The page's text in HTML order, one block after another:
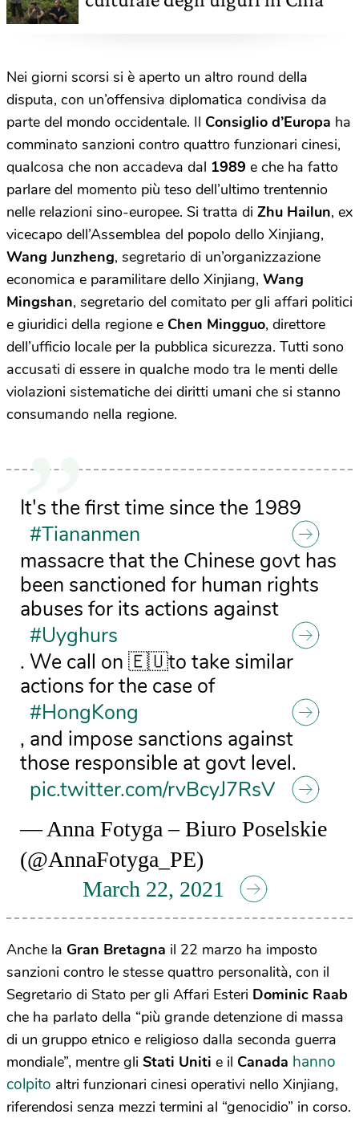
Nei giorni scorsi si è aperto un altro round della
disputa, con un’offensiva diplomatica condivisa da
parte del mondo occidentale. Il Consiglio d’Europa ha
comminato sanzioni contro quattro funzionari cinesi,
qualcosa che non accadeva dal 1989 e che ha fatto
parlare del momento più teso dell’ultimo trentennio
nelle relazioni sino-europee. Si tratta di Zhu Hailun, ex
vicecapo dell’Assemblea del popolo dello Xinjiang,
Wang Junzheng, segretario di un’organizzazione
economica e paramilitare dello Xinjiang, Wang
Mingshan, segretario del comitato per gli affari politici
e giuridici della regione e Chen Mingguo, direttore
dell’ufficio locale per la pubblica sicurezza. Tutti sono
accusati di essere in qualche modo tra le menti delle
violazioni sistematiche dei diritti umani che si stanno
consumando nella regione.
It's the first time since the 1989
#Tiananmen
massacre that the Chinese govt has
been sanctioned for human rights
abuses for its actions against
#Uyghurs
. We call on 🇪🇺to take similar
actions for the case of
#HongKong
, and impose sanctions against
those responsible at govt level.
pic.twitter.com/rvBcyJ7RsV
— Anna Fotyga – Biuro Poselskie
(@AnnaFotyga_PE)
March 22, 2021
Anche la Gran Bretagna il 22 marzo ha imposto
sanzioni contro le stesse quattro personalità, con il
Segretario di Stato per gli Affari Esteri Dominic Raab
che ha parlato della “più grande detenzione di massa
di un gruppo etnico e religioso dalla seconda guerra
mondiale”, mentre gli Stati Uniti e il Canada hanno
colpito altri funzionari cinesi operativi nello Xinjiang,
riferendosi senza mezzi termini al “genocidio” in corso.